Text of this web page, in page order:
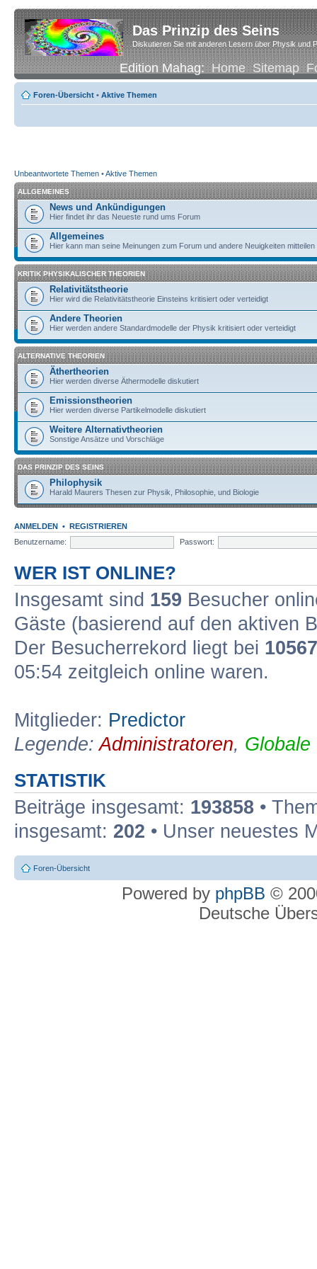
Das Prinzip des Seins
Diskutieren Sie mit anderen Lesern über Physik und
Edition Mahag:Home Sitemap
Foren-Übersicht • Aktive Themen
Unbeantwortete Themen •Aktive Themen
ALLGEMEINES
News und Ankündigungen
Hier findet ihr das Neueste rund ums Forum
Allgemeines
Hier kann man seine Meinungen zum Forum und andere Neuigkeiten mitteilen
KRITIK PHYSIKALISCHER THEORIEN
Relativitätstheorie
Hier wird die Relativitätstheorie Einsteins kritisiert oder verteidigt
Andere Theorien
Hier werden andere Standardmodelle der Physik kritisiert oder verteidigt
ALTERNATIVE THEORIEN
Äthertheorien
Hier werden diverse Äthermodelle diskutiert
Emissionstheorien
Hier werden diverse Partikelmodelle diskutiert
Weitere Alternativtheorien
Sonstige Ansätze und Vorschläge
DAS PRINZIP DES SEINS
Philophysik
Harald Maurers Thesen zur Physik, Philosophie, und Biologie
ANMELDEN • REGISTRIEREN
Benutzername:
Passwort:
WER IST ONLINE?
Insgesamt sind 159 Besucher
Gäste (basierend auf den aktiven
Der Besucherrekord liegt bei 10567
05:54 zeitgleich online waren.
Mitglieder: Predictor
Legende:Administratoren, Globale
STATISTIK
Beiträge insgesamt: 193858 •
insgesamt: 202 • Unser neuestes
Foren-Übersicht
Powered by phpBB ©
Deutsche